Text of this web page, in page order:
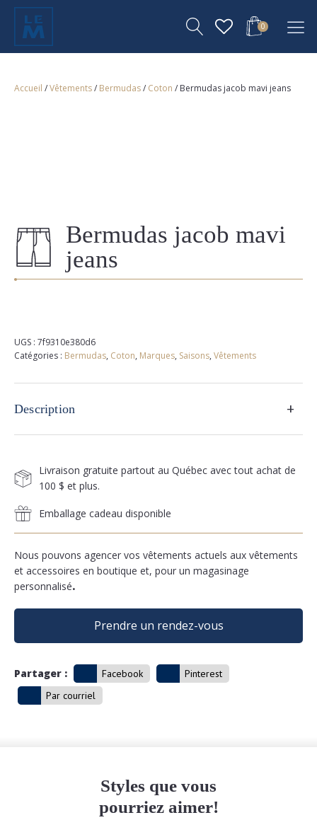
0
Accueil /Vêtements/ Bermudas/ Coton / Bermudas jacob mavi jeans
Bermudas jacob mavi
jeans
UGS : 7f9310e380d6
Catégories : Bermudas, Coton, Marques, Saisons, Vêtements
Description +
Livraison gratuite partout au Québec avec tout achat de
100 $ et plus.
Emballage cadeau disponible
Nous pouvons agencer vos vêtements actuels aux vêtements
et accessoires en boutique et, pour un magasinage
personnalisé.
Prendre un rendez-vous
Partager : Facebook
Pinterest
Par courriel
Styles que vous
pourriez aimer!